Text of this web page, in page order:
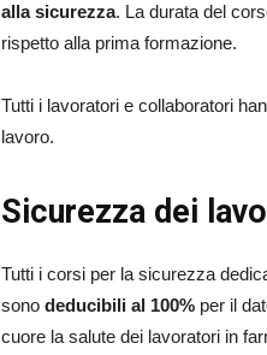
alla sicurezza. La durata del
rispetto alla prima formazione.
Tutti i lavoratori e collaboratori
lavoro.
Sicurezza dei
Tutti i corsi per la sicurezza
sono deducibili al 100% per il
cuore la salute dei lavoratori in